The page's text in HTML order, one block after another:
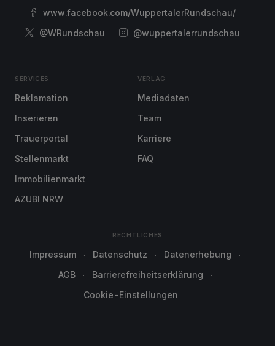
www.facebook.com/WuppertalerRundschau/
@WRundschau
@wuppertalerrundschau
SERVICES
Reklamation
Inserieren
Trauerportal
Stellenmarkt
Immobilienmarkt
AZUBI NRW
VERLAG
Mediadaten
Team
Karriere
FAQ
RECHTLICHES
Impressum Datenschutz
Datenerhebung
AGB
Barrierefreiheitserklärung
Cookie-Einstellungen